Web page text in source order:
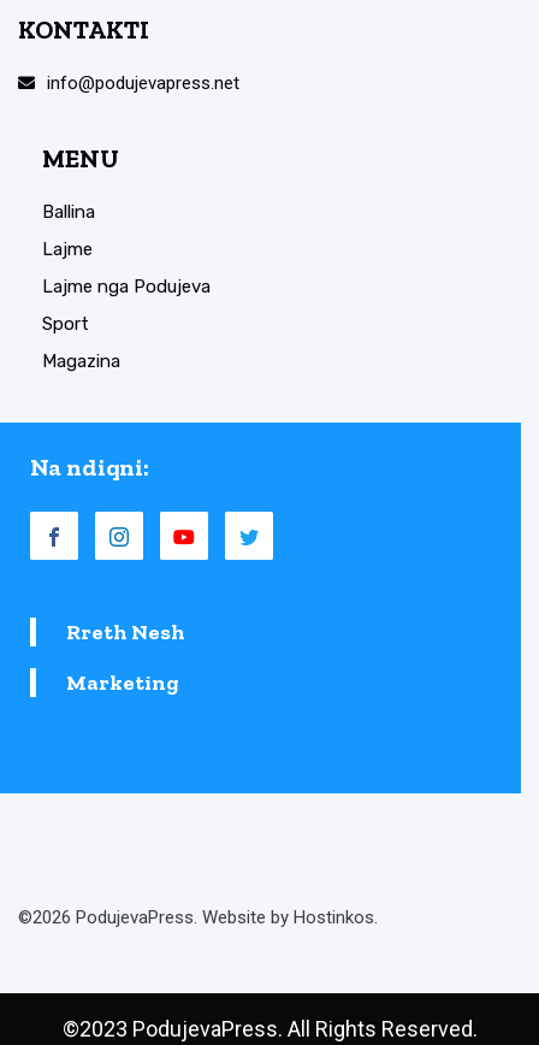
KONTAKTI
info@podujevapress.net
MENU
Ballina
Lajme
Lajme nga Podujeva
Sport
Magazina
Na ndiqni:
Rreth Nesh
Marketing
©2026 PodujevaPress. Website by Hostinkos.
©2023 PodujevaPress. All Rights Reserved.